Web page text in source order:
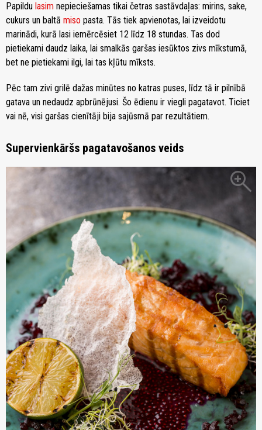
Papildu lasim nepieciešamas tikai četras sastāvdaļas: mirins, sake,
cukurs un baltā miso pasta. Tās tiek apvienotas, lai izveidotu
marinādi, kurā lasi iemērcēsiet 12 līdz 18 stundas. Tas dod
pietiekami daudz laika, lai smalkās garšas iesūktos zivs mīkstumā,
bet ne pietiekami ilgi, lai tas kļūtu mīksts.
Pēc tam zivi grilē dažas minūtes no katras puses, līdz tā ir pilnībā
gatava un nedaudz apbrūnējusi. Šo ēdienu ir viegli pagatavot. Ticiet
vai nē, visi garšas cienītāji bija sajūsmā par rezultātiem.
Supervienkāršs pagatavošanos veids
zoom_in